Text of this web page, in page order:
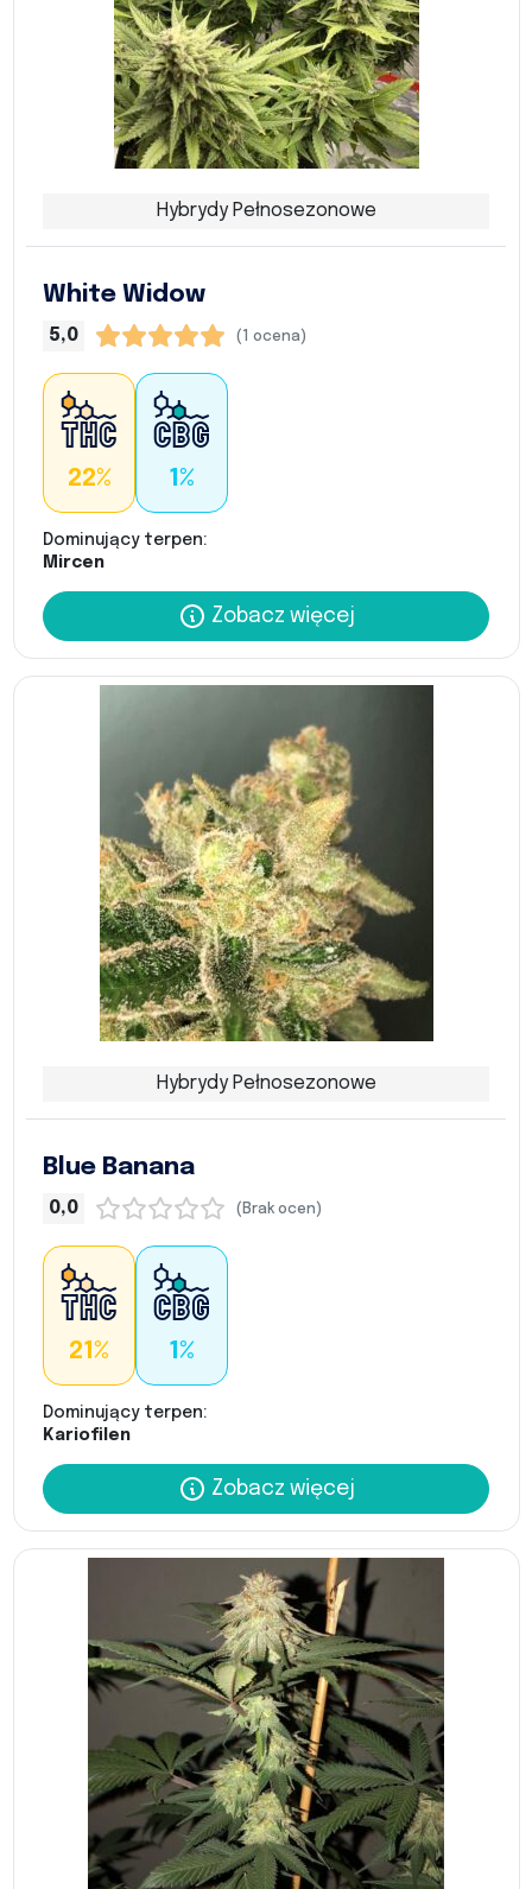
Hybrydy Pełnosezonowe
White Widow
5,0 (1 ocena)
22% 1%
Dominujący terpen:
Mircen
Zobacz więcej
Hybrydy Pełnosezonowe
Blue Banana
0,0 (Brak ocen)
21% 1%
Dominujący terpen:
Kariofilen
Zobacz więcej